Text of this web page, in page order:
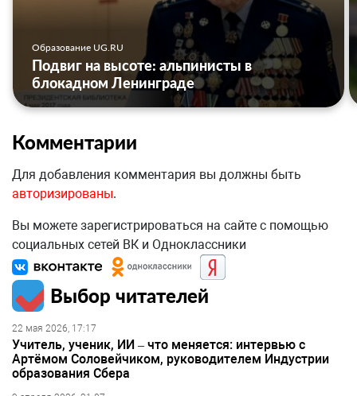
Образование UG.RU
Подвиг на высоте: альпинисты в
блокадном Ленинграде
Комментарии
Для добавления комментария вы должны быть
авторизированы.
Вы можете зарегистрироваться на сайте с помощью
социальных сетей ВК и Одноклассники
Выбор читателей
22 мая 2026, 17:17
Учитель, ученик, ИИ – что меняется: интервью с
Артёмом Соловейчиком, руководителем Индустрии
образования Сбера